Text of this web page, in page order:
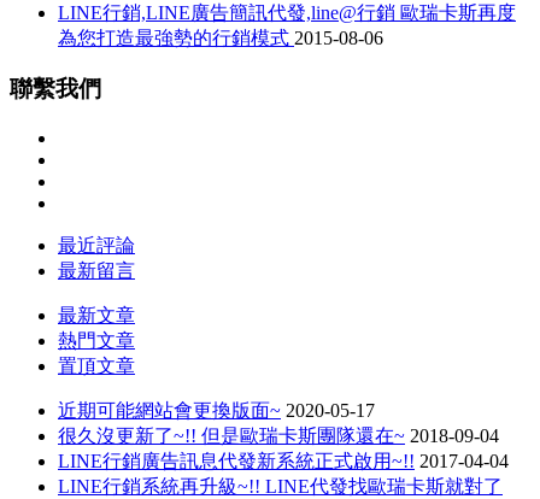
LINE行銷,LINE廣告簡訊代發,line@行銷 歐瑞卡斯再度
為您打造最強勢的行銷模式 2015-08-06
聯繫我們
最近評論
最新留言
最新文章
熱門文章
置頂文章
近期可能網站會更換版面~ 2020-05-17
很久沒更新了~!! 但是歐瑞卡斯團隊還在~ 2018-09-04
LINE行銷廣告訊息代發新系統正式啟用~!! 2017-04-04
LINE行銷系統再升級~!! LINE代發找歐瑞卡斯就對了